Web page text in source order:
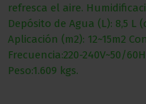
refresca el aire.
Depósito de Agua (L): 8,5
Aplicación (m2): 12~15m2
Frecuencia:220-240V~50/
Peso:1.609 kgs.